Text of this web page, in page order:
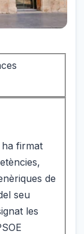
firmat
de
seu
les